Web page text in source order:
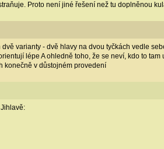
Proto není jiné řešení než tu doplněnou
varianty - dvě hlavy na dvou tyčkách vedle
lépe A ohledně toho, že se neví, kdo to
konečně v důstojném provedení